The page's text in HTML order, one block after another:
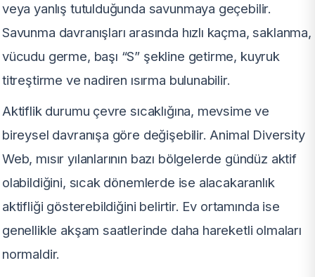
veya yanlış tutulduğunda savunmaya geçebilir.
Savunma davranışları arasında hızlı kaçma, saklanma,
vücudu germe, başı “S” şekline getirme, kuyruk
titreştirme ve nadiren ısırma bulunabilir.
Aktiflik durumu çevre sıcaklığına, mevsime ve
bireysel davranışa göre değişebilir. Animal Diversity
Web, mısır yılanlarının bazı bölgelerde gündüz aktif
olabildiğini, sıcak dönemlerde ise alacakaranlık
aktifliği gösterebildiğini belirtir. Ev ortamında ise
genellikle akşam saatlerinde daha hareketli olmaları
normaldir.